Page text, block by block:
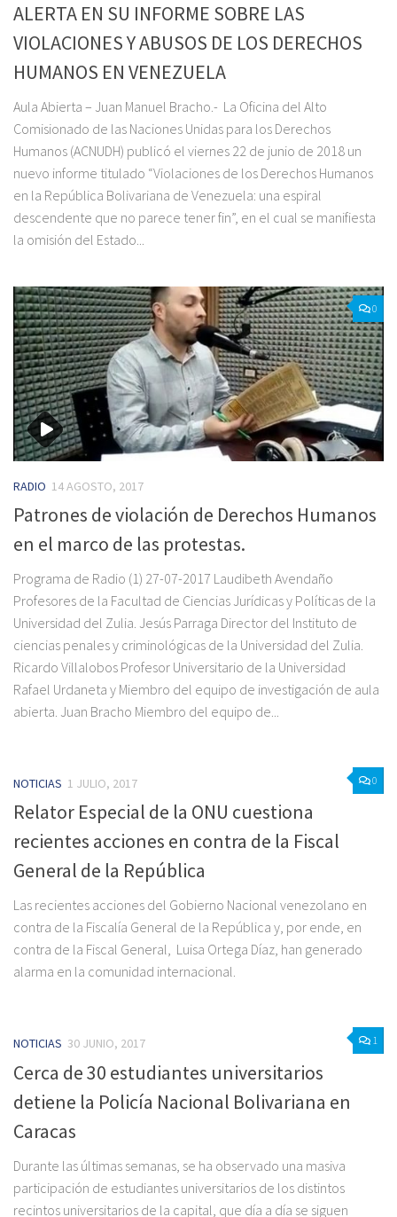
ALERTA EN SU INFORME SOBRE LAS
VIOLACIONES Y ABUSOS DE LOS DERECHOS
HUMANOS EN VENEZUELA
Aula Abierta – Juan Manuel Bracho.- La Oficina del Alto
Comisionado de las Naciones Unidas para los Derechos
Humanos (ACNUDH) publicó el viernes 22 de junio de 2018 un
nuevo informe titulado “Violaciones de los Derechos Humanos
en la República Bolivariana de Venezuela: una espiral
descendente que no parece tener fin”, en el cual se manifiesta
la omisión del Estado...
0
RADIO 14 AGOSTO, 2017
Patrones de violación de Derechos Humanos
en el marco de las protestas.
Programa de Radio (1) 27-07-2017 Laudibeth Avendaño
Profesores de la Facultad de Ciencias Jurídicas y Políticas de la
Universidad del Zulia. Jesús Parraga Director del Instituto de
ciencias penales y criminológicas de la Universidad del Zulia.
Ricardo Villalobos Profesor Universitario de la Universidad
Rafael Urdaneta y Miembro del equipo de investigación de aula
abierta. Juan Bracho Miembro del equipo de...
0
NOTICIAS 1 JULIO, 2017
Relator Especial de la ONU cuestiona
recientes acciones en contra de la Fiscal
General de la República
Las recientes acciones del Gobierno Nacional venezolano en
contra de la Fiscalía General de la República y, por ende, en
contra de la Fiscal General, Luisa Ortega Díaz, han generado
alarma en la comunidad internacional.
1
NOTICIAS 30 JUNIO, 2017
Cerca de 30 estudiantes universitarios
detiene la Policía Nacional Bolivariana en
Caracas
Durante las últimas semanas, se ha observado una masiva
participación de estudiantes universitarios de los distintos
recintos universitarios de la capital, que día a día se siguen